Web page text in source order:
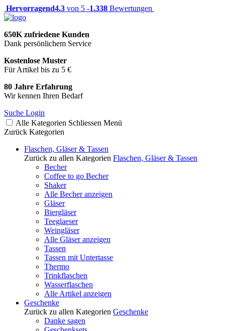
Hervorragend4.3 von 5 -1.338 Bewertungen
650K zufriedene Kunden
Dank persönlichem Service
Kostenlose Muster
Für Artikel bis zu 5 €
80 Jahre Erfahrung
Wir kennen Ihren Bedarf
Suche Login
Alle Kategorien Schliessen Menü
Zurück Kategorien
Flaschen, Gläser & Tassen
Zurück zu allen Kategorien Flaschen, Gläser & Tassen
Becher
Coffee to go Becher
Shaker
Alle Becher anzeigen
Gläser
Biergläser
Teeglaeser
Weingläser
Alle Gläser anzeigen
Tassen
Tassen mit Untertasse
Thermo
Trinkflaschen
Wasserflaschen
Alle Artikel anzeigen
Geschenke
Zurück zu allen Kategorien Geschenke
Danke sagen